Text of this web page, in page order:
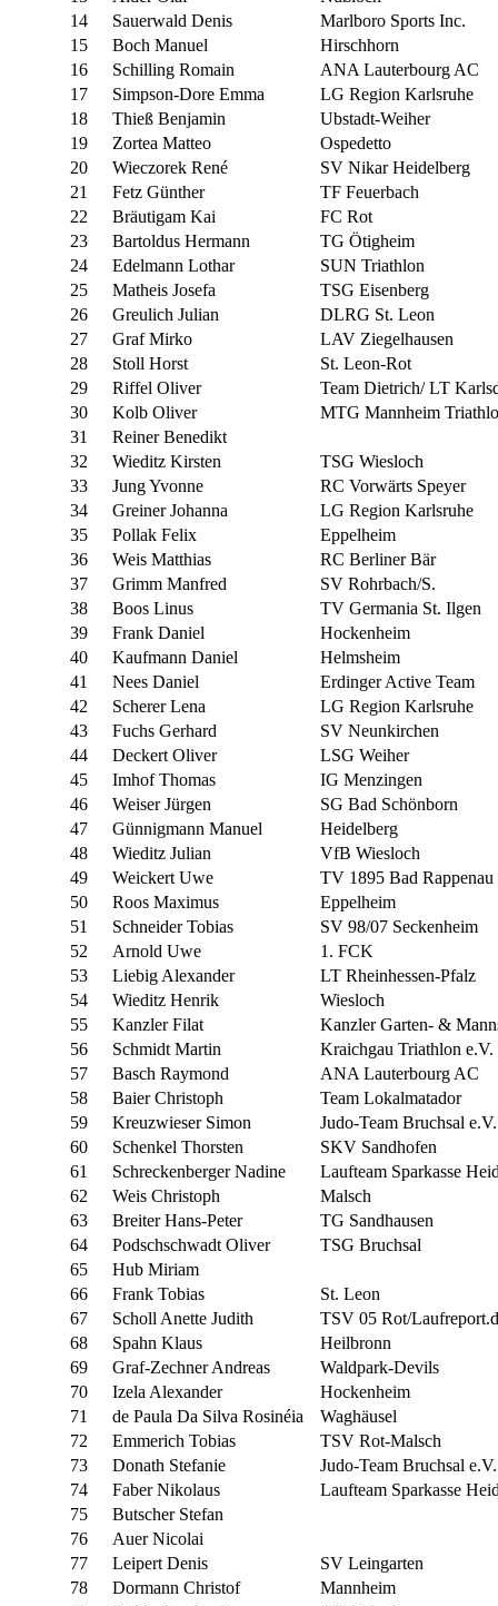
14
Sauerwald Denis
Marlboro Sports Inc.
15
Boch Manuel
Hirschhorn
16
Schilling Romain
ANA Lauterbourg AC
17
Simpson-Dore Emma
LG Region Karlsruhe
18
Thieß Benjamin
Ubstadt-Weiher
19
Zortea Matteo
Ospedetto
20
Wieczorek René
SV Nikar Heidelberg
21
Fetz Günther
TF Feuerbach
22
Bräutigam Kai
FC Rot
23
Bartoldus Hermann
TG Ötigheim
24
Edelmann Lothar
SUN Triathlon
25
Matheis Josefa
TSG Eisenberg
26
Greulich Julian
DLRG St. Leon
27
Graf Mirko
LAV Ziegelhausen
28
Stoll Horst
St. Leon-Rot
29
Riffel Oliver
Team Dietrich/ LT
30
Kolb Oliver
MTG Mannheim
31
Reiner Benedikt
32
Wieditz Kirsten
TSG Wiesloch
33
Jung Yvonne
RC Vorwärts Speyer
34
Greiner Johanna
LG Region Karlsruhe
35
Pollak Felix
Eppelheim
36
Weis Matthias
RC Berliner Bär
37
Grimm Manfred
SV Rohrbach/S.
38
Boos Linus
TV Germania St. Ilgen
39
Frank Daniel
Hockenheim
40
Kaufmann Daniel
Helmsheim
41
Nees Daniel
Erdinger Active Team
42
Scherer Lena
LG Region Karlsruhe
43
Fuchs Gerhard
SV Neunkirchen
44
Deckert Oliver
LSG Weiher
45
Imhof Thomas
IG Menzingen
46
Weiser Jürgen
SG Bad Schönborn
47
Günnigmann Manuel
Heidelberg
48
Wieditz Julian
VfB Wiesloch
49
Weickert Uwe
TV 1895 Bad Rappenau
50
Roos Maximus
Eppelheim
51
Schneider Tobias
SV 98/07 Seckenheim
52
Arnold Uwe
1. FCK
53
Liebig Alexander
LT Rheinhessen-Pfalz
54
Wieditz Henrik
Wiesloch
55
Kanzler Filat
Kanzler Garten- &
56
Schmidt Martin
Kraichgau Triathlon e.V.
57
Basch Raymond
ANA Lauterbourg AC
58
Baier Christoph
Team Lokalmatador
59
Kreuzwieser Simon
Judo-Team Bruchsal e.V.
60
Schenkel Thorsten
SKV Sandhofen
61
Schreckenberger Nadine
Laufteam Sparkasse
62
Weis Christoph
Malsch
63
Breiter Hans-Peter
TG Sandhausen
64
Podschschwadt Oliver
TSG Bruchsal
65
Hub Miriam
66
Frank Tobias
St. Leon
67
Scholl Anette Judith
TSV 05 Rot/
68
Spahn Klaus
Heilbronn
69
Graf-Zechner Andreas
Waldpark-Devils
70
Izela Alexander
Hockenheim
71
de Paula Da Silva Rosinéia
Waghäusel
72
Emmerich Tobias
TSV Rot-Malsch
73
Donath Stefanie
Judo-Team Bruchsal e.V.
74
Faber Nikolaus
Laufteam Sparkasse
75
Butscher Stefan
76
Auer Nicolai
77
Leipert Denis
SV Leingarten
78
Dormann Christof
Mannheim